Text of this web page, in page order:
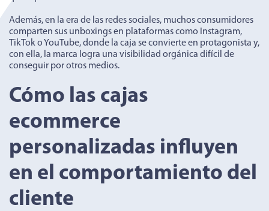
Además, en la era de las redes sociales, muchos consumidores
comparten sus unboxings en plataformas como Instagram,
TikTok o YouTube, donde la caja se convierte en protagonista y,
con ella, la marca logra una visibilidad orgánica difícil de
conseguir por otros medios.
Cómo las cajas
ecommerce
personalizadas influyen
en el comportamiento del
cliente